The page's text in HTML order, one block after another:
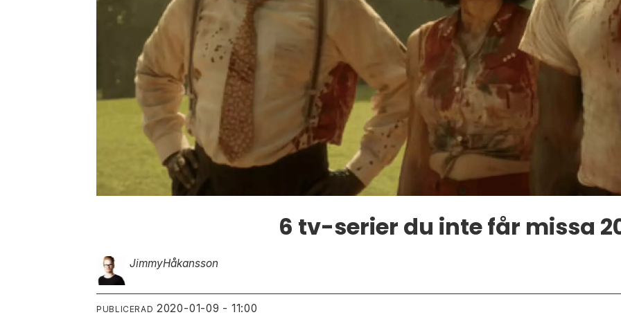
6 tv-serier du inte får missa
JimmyHåkansson
PUBLICERAD 2020-01-09 - 11:00